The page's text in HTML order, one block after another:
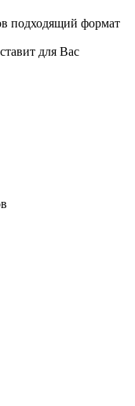
подходящий формат
для Вас